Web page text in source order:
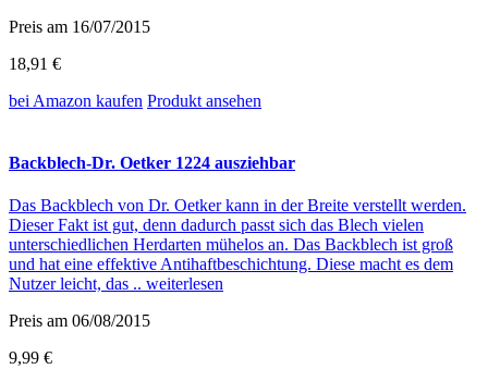
Preis am 16/07/2015
18,91 €
bei Amazon kaufen Produkt ansehen
Backblech-Dr. Oetker 1224 ausziehbar
Das Backblech von Dr. Oetker kann in der Breite verstellt werden.
Dieser Fakt ist gut, denn dadurch passt sich das Blech vielen
unterschiedlichen Herdarten mühelos an. Das Backblech ist groß
und hat eine effektive Antihaftbeschichtung. Diese macht es dem
Nutzer leicht, das .. weiterlesen
Preis am 06/08/2015
9,99 €